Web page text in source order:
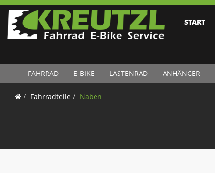
START
FAHRRAD E-BIKE LASTENRAD ANHÄNGER
Fahrradteile Naben